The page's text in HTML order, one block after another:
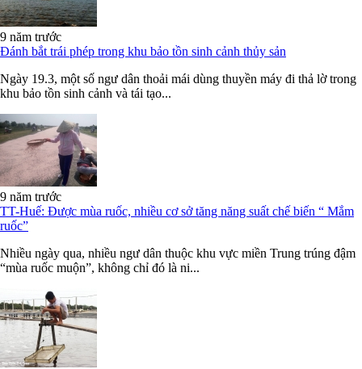
9 năm trước
Đánh bắt trái phép trong khu bảo tồn sinh cảnh thủy sản
Ngày 19.3, một số ngư dân thoải mái dùng thuyền máy đi thả lờ trong
khu bảo tồn sinh cảnh và tái tạo...
9 năm trước
TT-Huế: Được mùa ruốc, nhiều cơ sở tăng năng suất chế biến “ Mắm
ruốc”
Nhiều ngày qua, nhiều ngư dân thuộc khu vực miền Trung trúng đậm
“mùa ruốc muộn”, không chỉ đó là ni...